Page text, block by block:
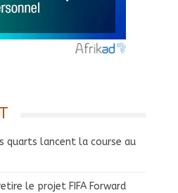
quarts lancent la course au
le projet FIFA Forward